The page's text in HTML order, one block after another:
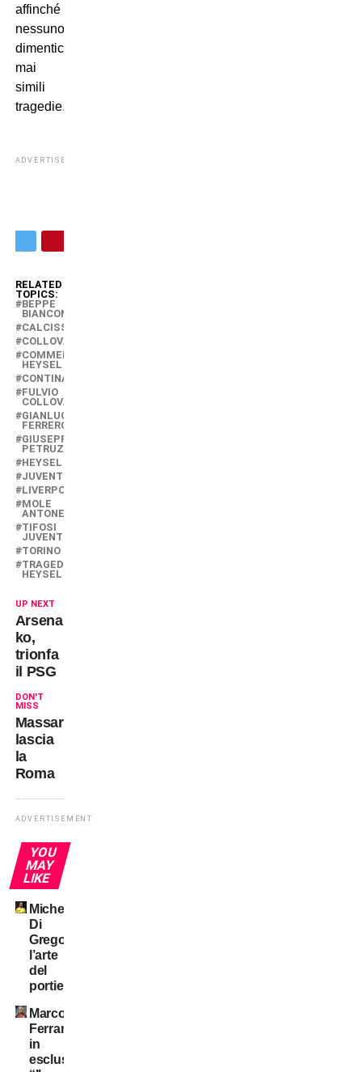
affinché
nessuno
dimentichi
mai
simili
tragedie.
ADVERTISEMENT
RELATED
TOPICS:
BEPPE
BIANCONERO
CALCISSIMO
COLLOVATI
COMMEMORAZIONE
HEYSEL
CONTINASSA
FULVIO
COLLOVATI
GIANLUCA
FERRERO
GIUSEPPE
PETRUZZINI
HEYSEL
JUVENTUS
LIVERPOOL
MOLE
ANTONELLIANA
TIFOSI
JUVENTINI
TORINO
TRAGEDIA
HEYSEL
UP NEXT
Arsenal
ko,
trionfa
il PSG
DON'T
MISS
Massara
lascia
la
Roma
ADVERTISEMENT
YOU
MAY
LIKE
Michele
Di
Gregorio:
l’arte
del
portiere!
Marco
Ferrante
in
esclusiva: